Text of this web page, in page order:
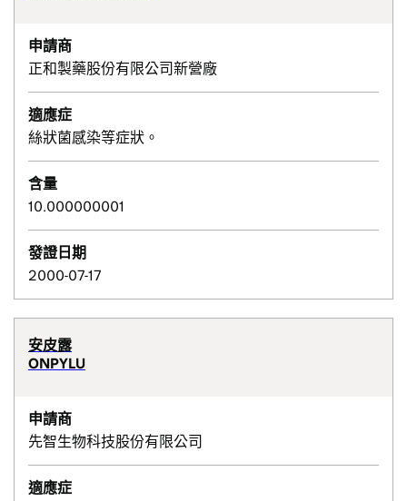
申請商
正和製藥股份有限公司新營廠
適應症
絲狀菌感染等症狀。
含量
10.000000001
發證日期
2000-07-17
安皮露
ONPYLU
申請商
先智生物科技股份有限公司
適應症